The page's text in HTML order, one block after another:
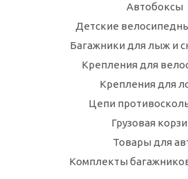
Автобоксы
Детские
Багажники для лыж и
Крепления для
Крепления для
Цепи
Грузовая
Товары для
Комплекты